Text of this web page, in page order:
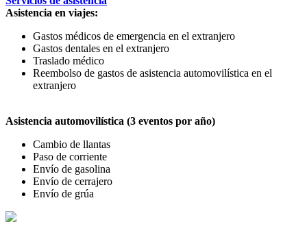
Asistencia en viajes:
Gastos médicos de emergencia en el extranjero
Gastos dentales en el extranjero
Traslado médico
Reembolso de gastos de asistencia automovilística en el
extranjero
Asistencia automovilística (3 eventos por año)
Cambio de llantas
Paso de corriente
Envío de gasolina
Envío de cerrajero
Envío de grúa